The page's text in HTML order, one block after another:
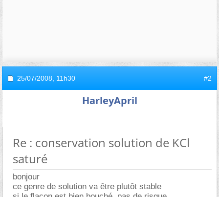
25/07/2008, 11h30 #2
HarleyApril
Re : conservation solution de KCl
saturé
bonjour
ce genre de solution va être plutôt stable